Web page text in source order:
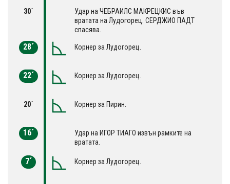
30´
Удар на ЧЕБРАИЛС МАКРЕЦКИС във
вратата на Лудогорец. СЕРДЖИО ПАДТ
спасява.
28´ Корнер за Лудогорец.
22´ Корнер за Лудогорец.
20´ Корнер за Пирин.
16´
Удар на ИГОР ТИАГО извън рамките на
вратата.
7´ Корнер за Лудогорец.